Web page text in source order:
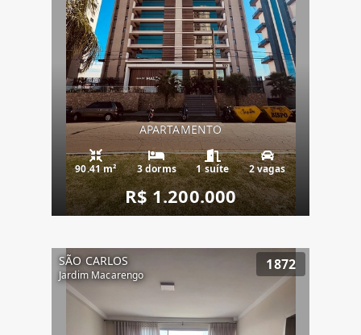
APARTAMENTO
90.41 m² 3 dorms 1 suíte 2 vagas
R$ 1.200.000
SÃO CARLOS
Jardim Macarengo
1872